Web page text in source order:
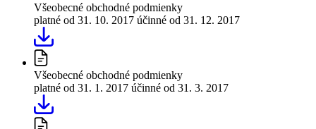
Všeobecné obchodné podmienky
platné od 31. 10. 2017 účinné od 31. 12. 2017
Všeobecné obchodné podmienky
platné od 31. 1. 2017 účinné od 31. 3. 2017